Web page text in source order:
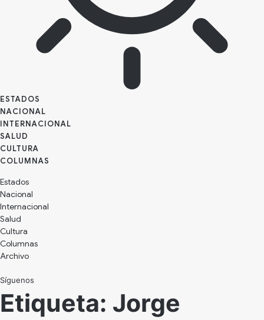
ESTADOS
NACIONAL
INTERNACIONAL
SALUD
CULTURA
Estados
Nacional
Internacional
Salud
Cultura
Archivo
Síguenos
Etiqueta: Jorge